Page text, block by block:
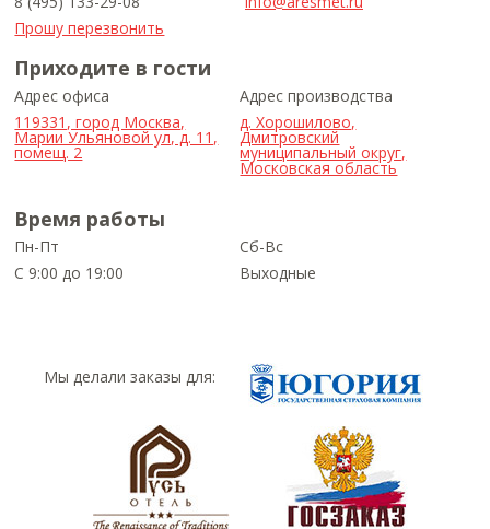
Прошу перезвонить
Приходите в гости
Адрес офиса
119331, город Москва,
Марии Ульяновой ул, д. 11,
помещ. 2
Адрес производства
д. Хорошилово,
Дмитровский
муниципальный округ,
Московская область
Время работы
Пн-Пт
С 9:00 до 19:00
Сб-Вс
Выходные
Мы делали заказы для: